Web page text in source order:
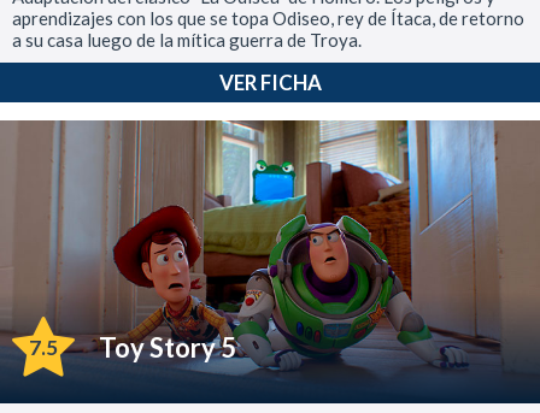
aprendizajes con los que se topa Odiseo, rey de Ítaca, de retorno
a su casa luego de la mítica guerra de Troya.
VER FICHA
7.5 Toy Story 5